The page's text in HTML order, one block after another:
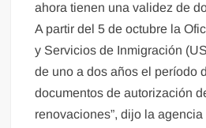
ahora tienen una validez de
A partir del 5 de octubre la
y Servicios de Inmigración
de uno a dos años el período
documentos de autorización
renovaciones”, dijo la